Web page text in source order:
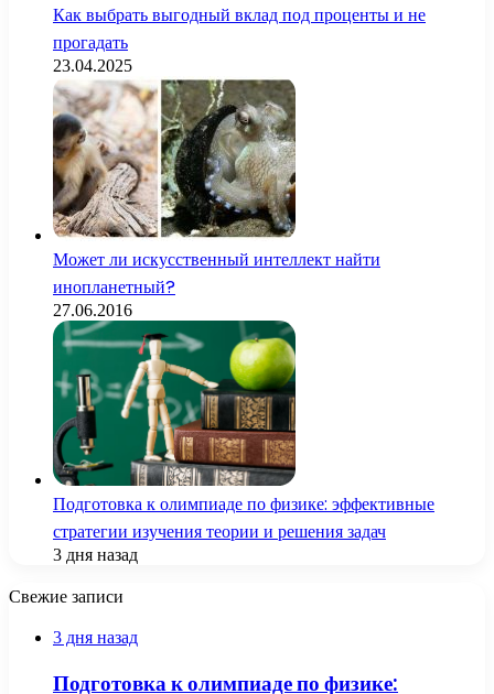
Как выбрать выгодный вклад под проценты и не
прогадать
23.04.2025
Может ли искусственный интеллект найти
инопланетный?
27.06.2016
Подготовка к олимпиаде по физике: эффективные
стратегии изучения теории и решения задач
3 дня назад
Свежие записи
3 дня назад
Подготовка к олимпиаде по физике: